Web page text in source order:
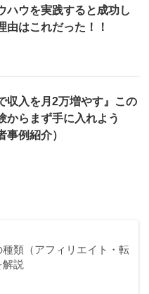
ハウを実践すると成功し
由はこれだった！！
収入を月2万増やす』この
からまず手に入れよう
事例紹介）
類（アフィリエイト・転
説